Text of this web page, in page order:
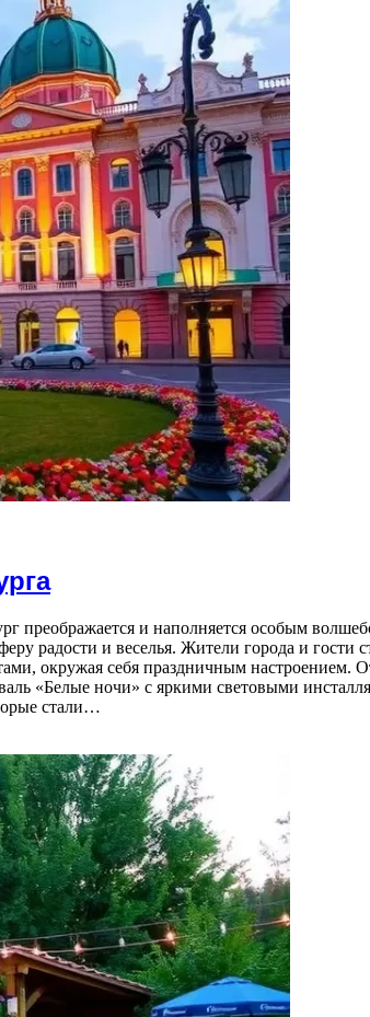
преображается и наполняется особым
радости и веселья. Жители города и гости
окружая себя праздничным настроением.
«Белые ночи» с яркими световыми
стали…